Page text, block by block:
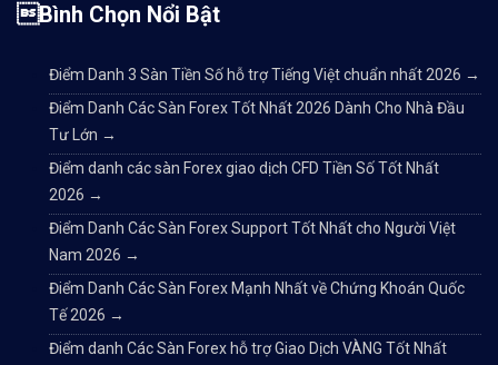
Bình Chọn Nổi Bật
Điểm Danh 3 Sàn Tiền Số hỗ trợ Tiếng Việt chuẩn nhất 2026 →
Điểm Danh Các Sàn Forex Tốt Nhất 2026 Dành Cho Nhà Đầu
Tư Lớn →
Điểm danh các sàn Forex giao dịch CFD Tiền Số Tốt Nhất
2026 →
Điểm Danh Các Sàn Forex Support Tốt Nhất cho Người Việt
Nam 2026 →
Điểm Danh Các Sàn Forex Mạnh Nhất về Chứng Khoán Quốc
Tế 2026 →
Điểm danh Các Sàn Forex hỗ trợ Giao Dịch VÀNG Tốt Nhất